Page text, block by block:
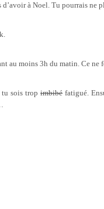
à Noel. Tu pourrais ne
au moins 3h du matin. Ce
tu sois tropimbibé fatigué.